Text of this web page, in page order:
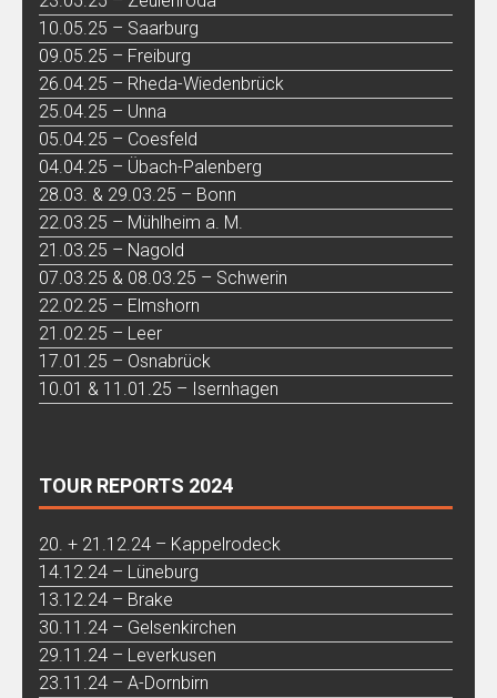
10.05.25 – Saarburg
09.05.25 – Freiburg
26.04.25 – Rheda-Wiedenbrück
25.04.25 – Unna
05.04.25 – Coesfeld
04.04.25 – Übach-Palenberg
28.03. & 29.03.25 – Bonn
22.03.25 – Mühlheim a. M.
21.03.25 – Nagold
07.03.25 & 08.03.25 – Schwerin
22.02.25 – Elmshorn
21.02.25 – Leer
17.01.25 – Osnabrück
10.01 & 11.01.25 – Isernhagen
TOUR REPORTS 2024
20. + 21.12.24 – Kappelrodeck
14.12.24 – Lüneburg
13.12.24 – Brake
30.11.24 – Gelsenkirchen
29.11.24 – Leverkusen
23.11.24 – A-Dornbirn